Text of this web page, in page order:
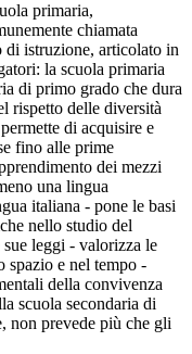
primaria,
chiamata
di istruzione, articolato in
la scuola primaria
di primo grado che dura
rispetto delle diversità
di acquisire e
fino alle prime
dei mezzi
una lingua
italiana - pone le basi
nello studio del
leggi - valorizza le
spazio e nel tempo -
della convivenza
scuola secondaria di
non prevede più che gli